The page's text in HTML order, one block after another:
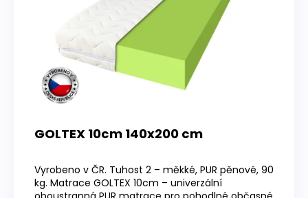
GOLTEX 10cm 140x200 cm
hodnocení
produktu
je
Vyrobeno v ČR. Tuhost 2 – měkké, PUR pěnové, 90
kg. Matrace GOLTEX 10cm – univerzální